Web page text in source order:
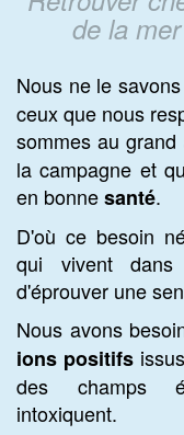
de la
Nous ne le
ceux que nous
sommes au grand
la campagne et
en bonnesanté.
D'où ce besoin
qui vivent
d'éprouver une
Nous avons
ions positifs
des champs
intoxiquent.